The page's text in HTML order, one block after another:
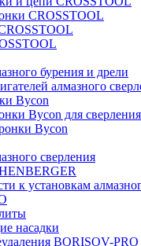
CROSSTOOL
бурения и дрели
алмазного
Bycon
Bycon для
Bycon
сверления
к установкам
насадки
BORISOV-PRO